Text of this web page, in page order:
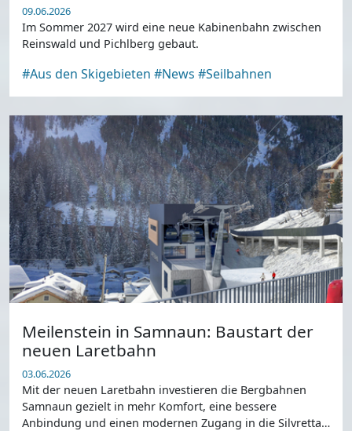
09.06.2026
Im Sommer 2027 wird eine neue Kabinenbahn zwischen
Reinswald und Pichlberg gebaut.
#Aus den Skigebieten #News #Seilbahnen
Meilenstein in Samnaun: Baustart der
neuen Laretbahn
03.06.2026
Mit der neuen Laretbahn investieren die Bergbahnen
Samnaun gezielt in mehr Komfort, eine bessere
Anbindung und einen modernen Zugang in die Silvretta